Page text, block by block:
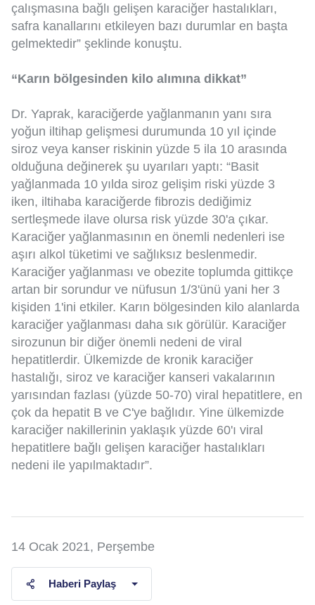
çalışmasına bağlı gelişen karaciğer hastalıkları,
safra kanallarını etkileyen bazı durumlar en başta
gelmektedir” şeklinde konuştu.
“Karın bölgesinden kilo alımına dikkat”
Dr. Yaprak, karaciğerde yağlanmanın yanı sıra
yoğun iltihap gelişmesi durumunda 10 yıl içinde
siroz veya kanser riskinin yüzde 5 ila 10 arasında
olduğuna değinerek şu uyarıları yaptı: “Basit
yağlanmada 10 yılda siroz gelişim riski yüzde 3
iken, iltihaba karaciğerde fibrozis dediğimiz
sertleşmede ilave olursa risk yüzde 30'a çıkar.
Karaciğer yağlanmasının en önemli nedenleri ise
aşırı alkol tüketimi ve sağlıksız beslenmedir.
Karaciğer yağlanması ve obezite toplumda gittikçe
artan bir sorundur ve nüfusun 1/3'ünü yani her 3
kişiden 1'ini etkiler. Karın bölgesinden kilo alanlarda
karaciğer yağlanması daha sık görülür. Karaciğer
sirozunun bir diğer önemli nedeni de viral
hepatitlerdir. Ülkemizde de kronik karaciğer
hastalığı, siroz ve karaciğer kanseri vakalarının
yarısından fazlası (yüzde 50-70) viral hepatitlere, en
çok da hepatit B ve C'ye bağlıdır. Yine ülkemizde
karaciğer nakillerinin yaklaşık yüzde 60'ı viral
hepatitlere bağlı gelişen karaciğer hastalıkları
nedeni ile yapılmaktadır”.
14 Ocak 2021, Perşembe
Haberi Paylaş